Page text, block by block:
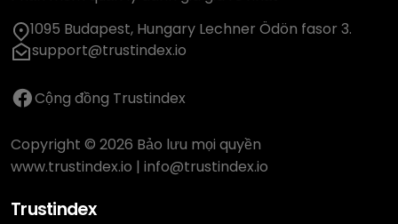
1095 Budapest, Hungary Lechner Ödön fasor 3.
support@trustindex.io
Cộng đồng Trustindex
Copyright © 2026 Bảo lưu mọi quyền
www.trustindex.io | info@trustindex.io
Trustindex